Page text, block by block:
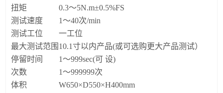
扭矩
0.3～5N.m±0.5%FS
测试速度
1～40次/min
测试工位
一工位
最大测试范围 10.1寸以内产品(或可选购更大产品测试）
停留时间
1～999sec(可 设)
次数
1～999999次
体积
W650×D550×H400mm